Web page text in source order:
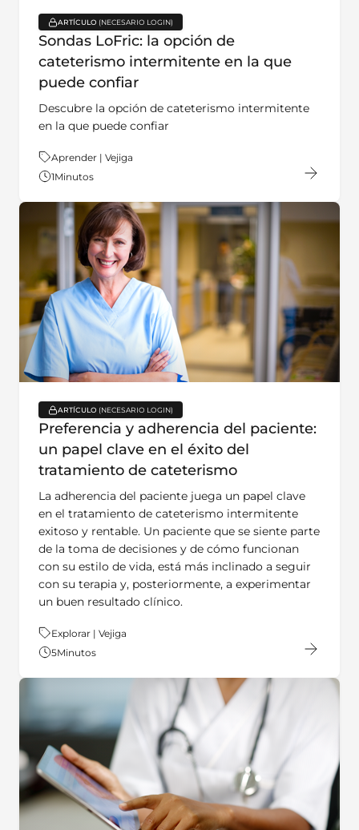
Sondas LoFric: la opción de
cateterismo intermitente en la que
puede confiar
key:global.content-type:
ARTÍCULO
Descubre la opción de cateterismo intermitente
en la que puede confiar
Tema:
Aprender | Vejiga
1Minutos
Preferencia y adherencia del paciente:
un papel clave en el éxito del
tratamiento de cateterismo
key:global.content-type:
ARTÍCULO
La adherencia del paciente juega un papel clave
en el tratamiento de cateterismo intermitente
exitoso y rentable. Un paciente que se siente parte
de la toma de decisiones y de cómo funcionan
con su estilo de vida, está más inclinado a seguir
con su terapia y, posteriormente, a experimentar
un buen resultado clínico.
Tema:
Explorar | Vejiga
5Minutos